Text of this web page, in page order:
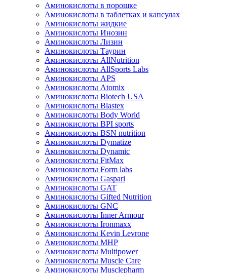
Аминокислоты в порошке
Аминокислоты в таблетках и капсулах
Аминокислоты жидкие
Аминокислоты Инозин
Аминокислоты Лизин
Аминокислоты Таурин
Аминокислоты AllNutrition
Аминокислоты AllSports Labs
Аминокислоты APS
Аминокислоты Atomix
Аминокислоты Biotech USA
Аминокислоты Blastex
Аминокислоты Body World
Аминокислоты BPI sports
Аминокислоты BSN nutrition
Аминокислоты Dymatize
Аминокислоты Dynamic
Аминокислоты FitMax
Аминокислоты Form labs
Аминокислоты Gaspari
Аминокислоты GAT
Аминокислоты Gifted Nutrition
Аминокислоты GNC
Аминокислоты Inner Armour
Аминокислоты Ironmaxx
Аминокислоты Kevin Levrone
Аминокислоты MHP
Аминокислоты Multipower
Аминокислоты Muscle Care
Аминокислоты Musclepharm